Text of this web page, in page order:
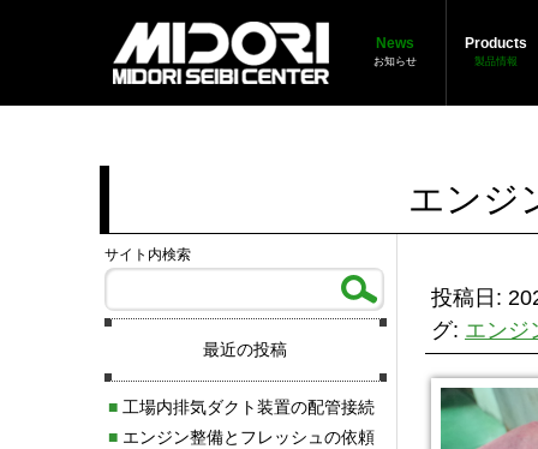
News
お知らせ
Products
製品情報
エンジ
投稿日:
グ: エンジ
サイト内検索
最近の投稿
■工場内排気ダクト装置の配管接続
■エンジン整備とフレッシュの依頼